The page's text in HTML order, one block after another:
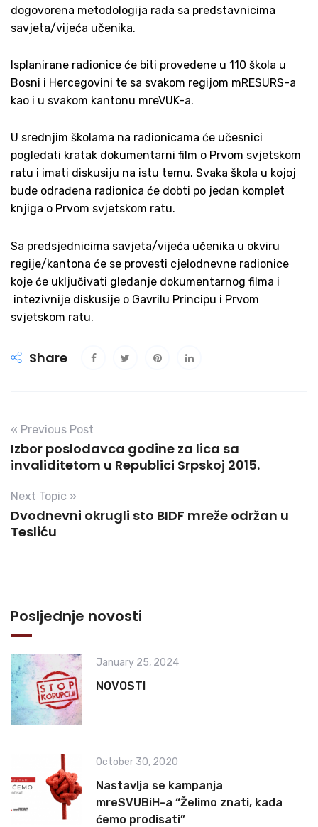
dogovorena metodologija rada sa predstavnicima
savjeta/vijeća učenika.
Isplanirane radionice će biti provedene u 110 škola u
Bosni i Hercegovini te sa svakom regijom mRESURS-a
kao i u svakom kantonu mreVUK-a.
U srednjim školama na radionicama će učesnici
pogledati kratak dokumentarni film o Prvom svjetskom
ratu i imati diskusiju na istu temu. Svaka škola u kojoj
bude odrađena radionica će dobti po jedan komplet
knjiga o Prvom svjetskom ratu.
Sa predsjednicima savjeta/vijeća učenika u okviru
regije/kantona će se provesti cjelodnevne radionice
koje će uključivati gledanje dokumentarnog filma i
intezivnije diskusije o Gavrilu Principu i Prvom
svjetskom ratu.
Share
« Previous Post
Izbor poslodavca godine za lica sa
invaliditetom u Republici Srpskoj 2015.
Next Topic »
Dvodnevni okrugli sto BIDF mreže održan u
Tesliću
Posljednje novosti
January 25, 2024
NOVOSTI
October 30, 2020
Nastavlja se kampanja
mreSVUBiH-a “Želimo znati, kada
ćemo prodisati”